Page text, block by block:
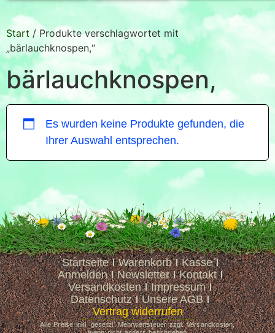
Start / Produkte verschlagwortet mit
„bärlauchknospen,“
bärlauchknospen,
Es wurden keine Produkte gefunden, die
Ihrer Auswahl entsprechen.
Startseite Warenkorb
Kasse
Anmelden
Newsletter
Kontakt
Versandkosten
Impressum
Datenschutz
Unsere AGB
Vertrag widerrufen
Alle Preise inkl. gesetzl. Mehrwertsteuer zzgl. Versandkosten,